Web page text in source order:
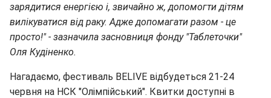
зарядитися енергією і, звичайно ж, допомогти дітям
вилікуватися від раку. Адже допомагати разом - це
просто!" - зазначила засновниця фонду "Таблеточки"
Оля Кудіненко.
Нагадаємо, фестиваль BELIVE відбудеться 21-24
червня на НСК "Олімпійський". Квитки доступні в